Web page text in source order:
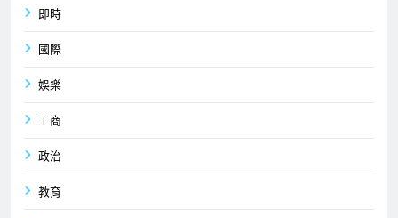
即時
國際
娛樂
工商
政治
教育